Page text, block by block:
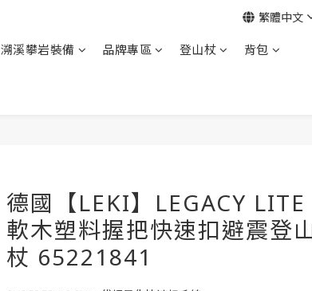
溯溪攀岩裝備 品牌專區 登山杖 背包
繁體中文
德國【LEKI】LEGACY LITE
軟木塑料握把快速扣避震登
杖 65221841